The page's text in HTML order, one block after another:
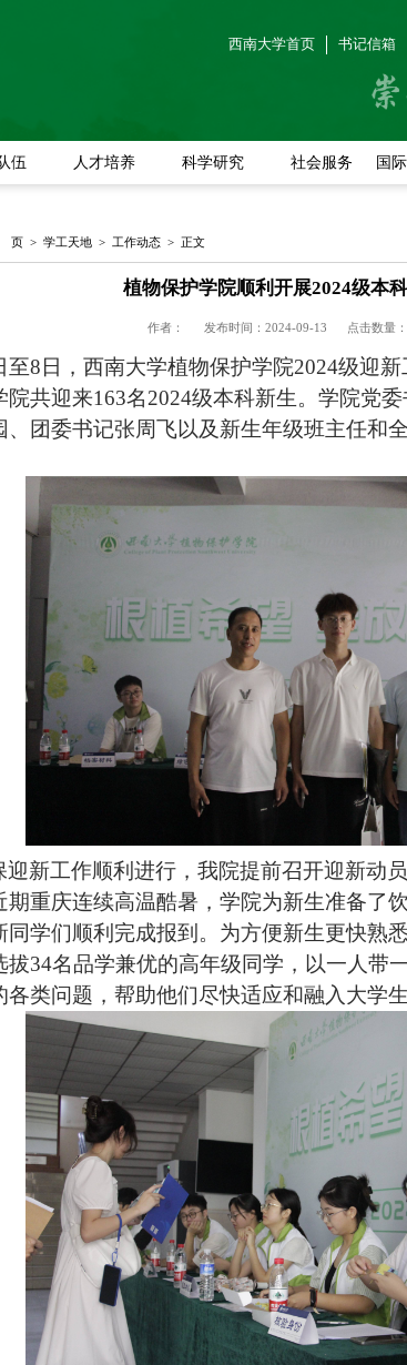
西南大学首页 书记信箱
伍 人才培养 科学研究 社会服务 国
页> 学工天地> 工作动态> 正文
植物保护学院顺利开展2024级本
作者： 发布时间：2024-09-13 点击数量：
至8日 ，西南大学植物保护学院2024级迎新
院共迎来163名2024级本科新生。学院党
团委书记张周飞以及新生年级班主任和
迎新工作顺利进行，我院提前召开迎新动
期重庆连续高温酷暑，学院为新生准备了
学们顺利完成报到。 为方便新生更快熟
拔34名品学兼优的高年级同学，以一人带
各类问题，帮助他们尽快适应和融入大学